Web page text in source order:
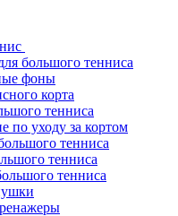
большого тенниса
фоны
корта
тенниса
по уходу за кортом
тенниса
тенниса
тенниса